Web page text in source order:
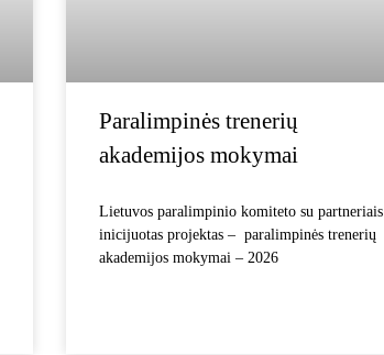
Paralimpinės trenerių
akademijos mokymai
Lietuvos paralimpinio komiteto su partneriais
inicijuotas projektas – paralimpinės trenerių
akademijos mokymai – 2026